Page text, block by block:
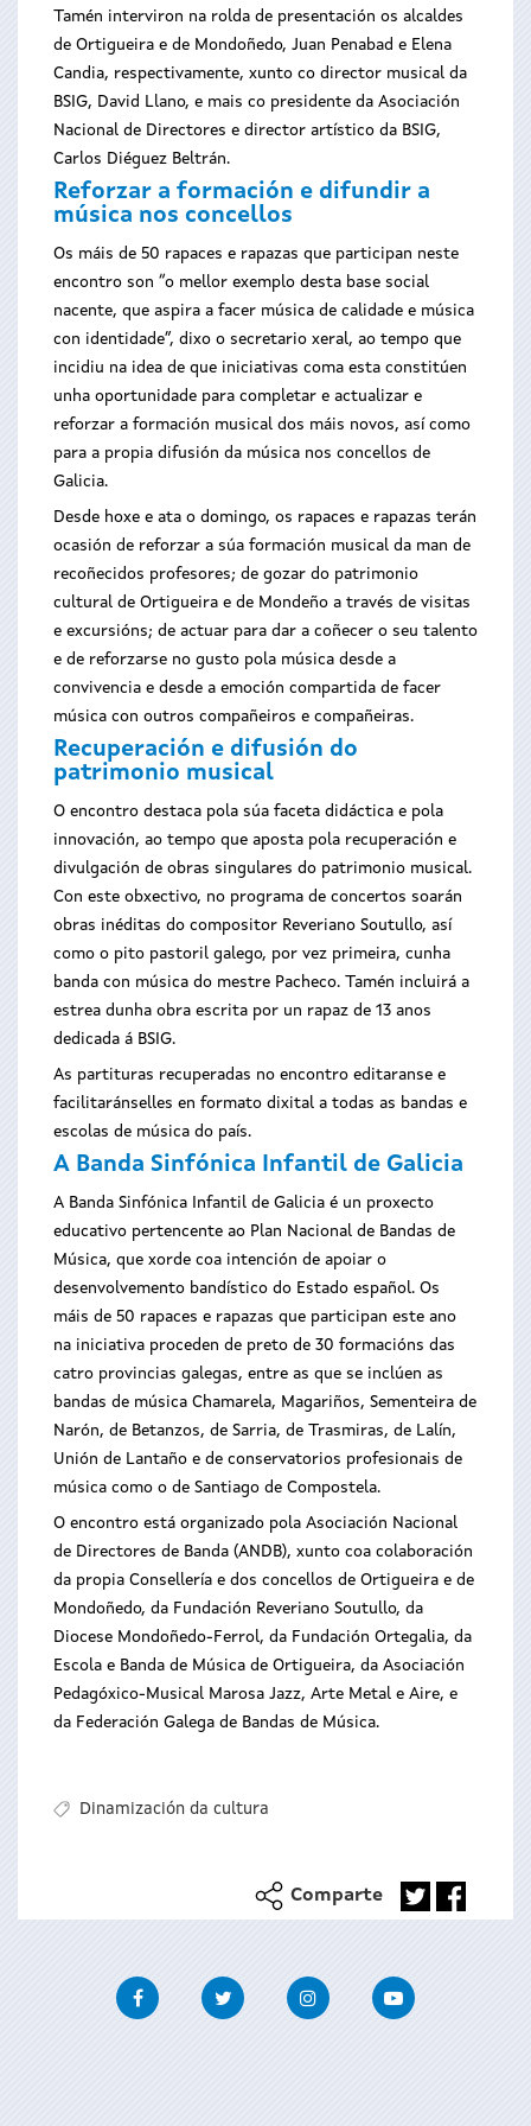
Tamén interviron na rolda de presentación os alcaldes
de Ortigueira e de Mondoñedo, Juan Penabad e Elena
Candia, respectivamente, xunto co director musical da
BSIG, David Llano, e mais co presidente da Asociación
Nacional de Directores e director artístico da BSIG,
Carlos Diéguez Beltrán.
Reforzar a formación e difundir a
música nos concellos
Os máis de 50 rapaces e rapazas que participan neste
encontro son “o mellor exemplo desta base social
nacente, que aspira a facer música de calidade e música
con identidade”, dixo o secretario xeral, ao tempo que
incidiu na idea de que iniciativas coma esta constitúen
unha oportunidade para completar e actualizar e
reforzar a formación musical dos máis novos, así como
para a propia difusión da música nos concellos de
Galicia.
Desde hoxe e ata o domingo, os rapaces e rapazas terán
ocasión de reforzar a súa formación musical da man de
recoñecidos profesores; de gozar do patrimonio
cultural de Ortigueira e de Mondeño a través de visitas
e excursións; de actuar para dar a coñecer o seu talento
e de reforzarse no gusto pola música desde a
convivencia e desde a emoción compartida de facer
música con outros compañeiros e compañeiras.
Recuperación e difusión do
patrimonio musical
O encontro destaca pola súa faceta didáctica e pola
innovación, ao tempo que aposta pola recuperación e
divulgación de obras singulares do patrimonio musical.
Con este obxectivo, no programa de concertos soarán
obras inéditas do compositor Reveriano Soutullo, así
como o pito pastoril galego, por vez primeira, cunha
banda con música do mestre Pacheco. Tamén incluirá a
estrea dunha obra escrita por un rapaz de 13 anos
dedicada á BSIG.
As partituras recuperadas no encontro editaranse e
facilitaránselles en formato dixital a todas as bandas e
escolas de música do país.
A Banda Sinfónica Infantil de Galicia
A Banda Sinfónica Infantil de Galicia é un proxecto
educativo pertencente ao Plan Nacional de Bandas de
Música, que xorde coa intención de apoiar o
desenvolvemento bandístico do Estado español. Os
máis de 50 rapaces e rapazas que participan este ano
na iniciativa proceden de preto de 30 formacións das
catro provincias galegas, entre as que se inclúen as
bandas de música Chamarela, Magariños, Sementeira de
Narón, de Betanzos, de Sarria, de Trasmiras, de Lalín,
Unión de Lantaño e de conservatorios profesionais de
música como o de Santiago de Compostela.
O encontro está organizado pola Asociación Nacional
de Directores de Banda (ANDB), xunto coa colaboración
da propia Consellería e dos concellos de Ortigueira e de
Mondoñedo, da Fundación Reveriano Soutullo, da
Diocese Mondoñedo-Ferrol, da Fundación Ortegalia, da
Escola e Banda de Música de Ortigueira, da Asociación
Pedagóxico-Musical Marosa Jazz, Arte Metal e Aire, e
da Federación Galega de Bandas de Música.
Dinamización da cultura
Comparte
FacebookTwitter InstagramYoutube